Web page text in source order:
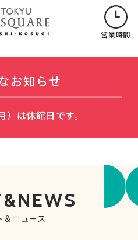
営業時間
お知らせ
）は休館日です。
＆ニュース